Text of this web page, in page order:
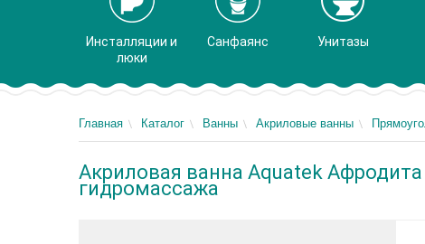
Инсталляции и
люки
Санфаянс Унитазы
Главная Каталог Ванны Акриловые ванны
Акриловая ванна Aquatek
гидромассажа